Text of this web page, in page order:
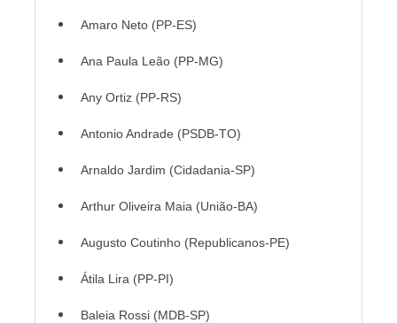
Amaro Neto (PP-ES)
Ana Paula Leão (PP-MG)
Any Ortiz (PP-RS)
Antonio Andrade (PSDB-TO)
Arnaldo Jardim (Cidadania-SP)
Arthur Oliveira Maia (União-BA)
Augusto Coutinho (Republicanos-PE)
Átila Lira (PP-PI)
Baleia Rossi (MDB-SP)